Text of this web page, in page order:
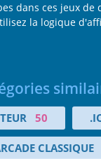
dans ces jeux de
la logique
50
CLASSIQUE